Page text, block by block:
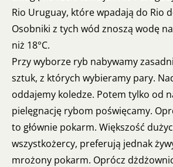
Rio Uruguay, które wpadają do Rio
Osobniki z tych wód znoszą wodę
niż 18°C.
Przy wyborze ryb nabywamy
sztuk, z których wybieramy pary.
oddajemy koledze. Potem tylko od
pielęgnację rybom poświęcamy.
to głównie pokarm. Większość
wszystkożercy, preferują jednak
mrożony pokarm. Oprócz